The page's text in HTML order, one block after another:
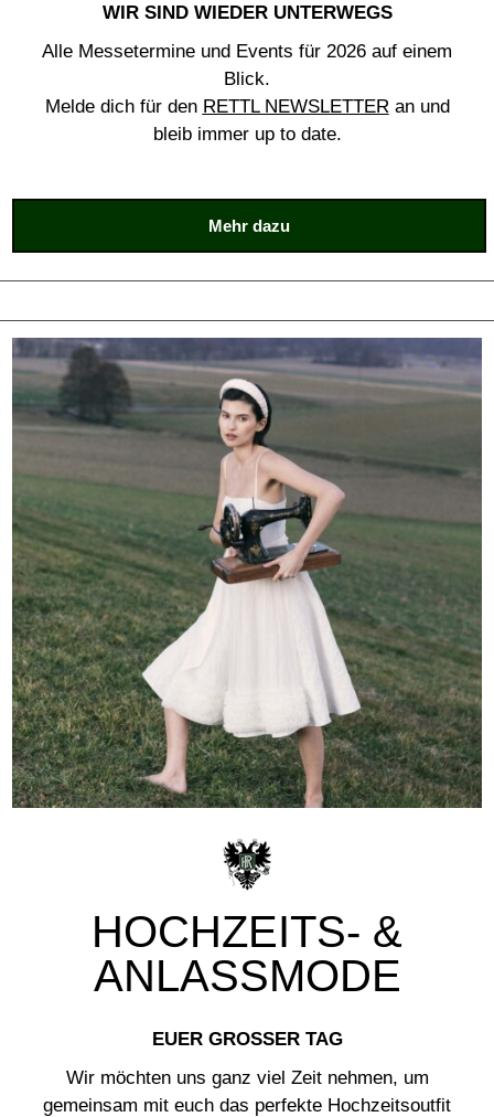
WIR SIND WIEDER UNTERWEGS
Alle Messetermine und Events für 2026 auf einem
Blick.
Melde dich für den RETTL NEWSLETTER an und
bleib immer up to date.
Mehr dazu
HOCHZEITS- &
ANLASSMODE
EUER GROSSER TAG
Wir möchten uns ganz viel Zeit nehmen, um
gemeinsam mit euch das perfekte Hochzeitsoutfit